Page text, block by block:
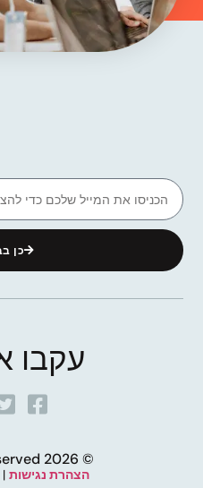
כן
עקבו
© 2026 All Rights Reserved
הצהרת נגישות |